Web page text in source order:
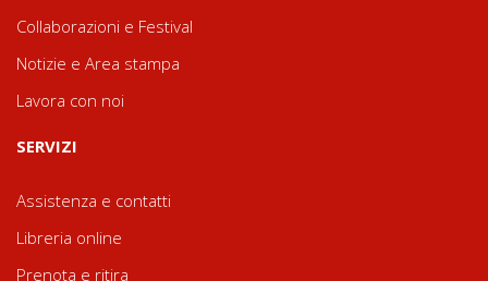
Collaborazioni e Festival
Notizie e Area stampa
Lavora con noi
SERVIZI
Assistenza e contatti
Libreria online
Prenota e ritira